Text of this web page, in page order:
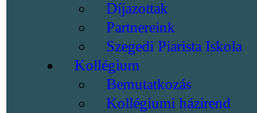
Díjazottak
Partnereink
Szegedi Piarista Iskola
Kollégium
Bemutatkozás
Kollégiumi házirend